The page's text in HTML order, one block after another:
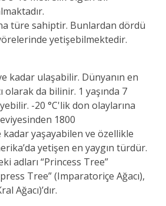
türe sahiptir. Bunlardan dördü
yetişebilmektedir.
kadar ulaşabilir. Dünyanın en
olarak da bilinir. 1 yaşında 7
-20 °C'lik don olaylarına
1800
yaşayabilen ve özellikle
yetişen en yaygın türdür.
adları “Princess Tree”
Tree” (Imparatoriçe Ağacı),
Ağacı)’dır.